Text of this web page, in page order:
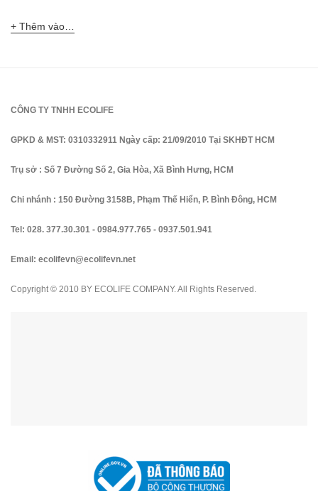
Thêm vào giỏ hàng
CÔNG TY TNHH ECOLIFE
GPKD & MST: 0310332911 Ngày cấp: 21/09/2010 Tại SKHĐT HCM
Trụ sở : Số 7 Đường Số 2, Gia Hòa, Xã Bình Hưng, HCM
Chi nhánh : 150 Đường 3158B, Phạm Thế Hiển, P. Bình Đông, HCM
Tel: 028. 377.30.301 - 0984.977.765 - 0937.501.941
Email: ecolifevn@ecolifevn.net
Copyright © 2010 BY ECOLIFE COMPANY. All Rights Reserved.